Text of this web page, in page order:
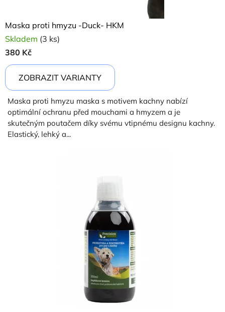
Maska proti hmyzu -Duck- HKM
Skladem (3 ks)
380 Kč
ZOBRAZIT VARIANTY
Maska proti hmyzu maska ​​s motivem kachny nabízí
optimální ochranu před mouchami a hmyzem a je
skutečným poutačem díky svému vtipnému designu kachny.
Elastický, lehký a...